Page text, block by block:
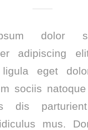
dolor
adipiscing
ligula eget
sociis
dis parturient
mus.